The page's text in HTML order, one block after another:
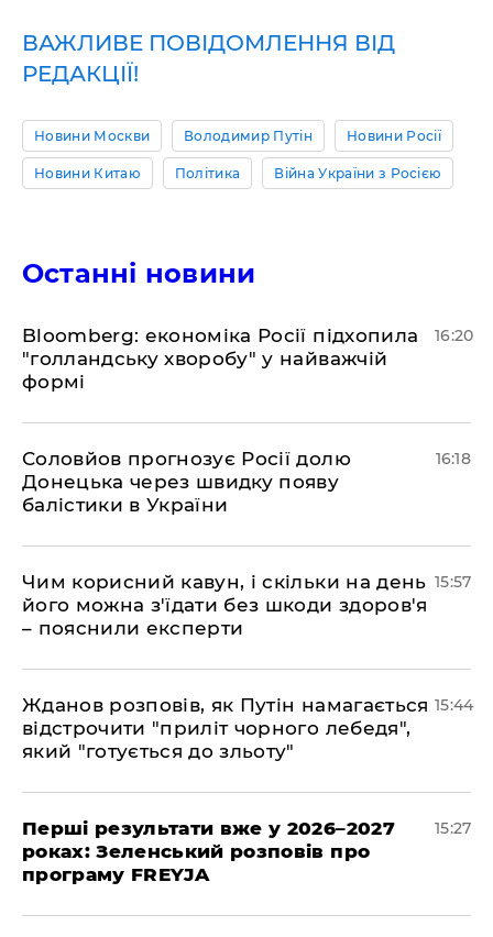
ВАЖЛИВЕ ПОВІДОМЛЕННЯ ВІД
РЕДАКЦІЇ!
Новини Москви Володимир Путін Новини Росії
Новини Китаю Політика Війна України з Росією
Останні новини
Bloomberg: економіка Росії підхопила
"голландську хворобу" у найважчій
формі
16:20
Соловйов прогнозує Росії долю
Донецька через швидку появу
балістики в України
16:18
Чим корисний кавун, і скільки на день
його можна з'їдати без шкоди здоров'я
– пояснили експерти
15:57
Жданов розповів, як Путін намагається
відстрочити "приліт чорного лебедя",
який "готується до зльоту"
15:44
Перші результати вже у 2026–2027
роках: Зеленський розповів про
програму FREYJA
15:27